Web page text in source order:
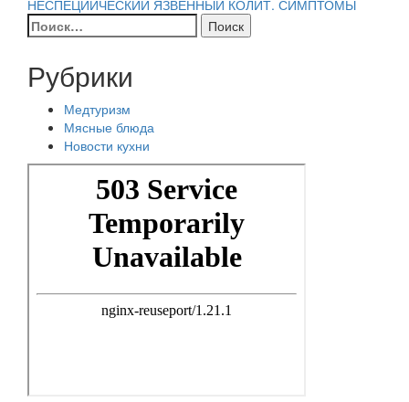
по
НЕСПЕЦИИЧЕСКИЙ ЯЗВЕННЫЙ КОЛИТ. СИМПТОМЫ
Найти:
Рубрики
Медтуризм
Мясные блюда
Новости кухни